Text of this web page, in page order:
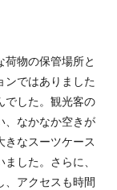
物の保管場所と
ンではありました
でした。観光客の
、なかなか空きが
きなスーツケース
した。さらに、
、アクセスも時間